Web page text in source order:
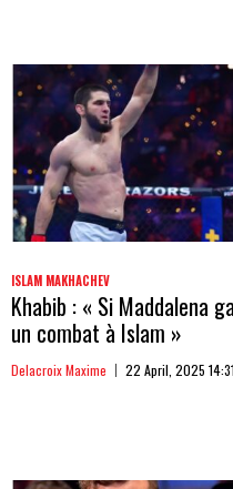
ISLAM MAKHACHEV
Khabib : « Si Maddalena
un combat à Islam »
Delacroix Maxime 22 April, 2025 14:31